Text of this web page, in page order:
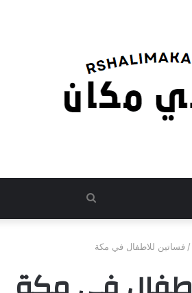
بحث
/ فساتين للاطفال في مكة